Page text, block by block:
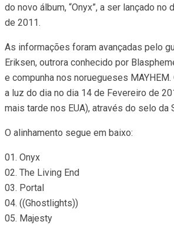
do novo álbum, “Onyx”, a ser lançado no
de 2011.
As informações foram avançadas pelo
Eriksen, outrora conhecido por
e compunha nos noruegueses MAYHEM.
a luz do dia no dia 14 de Fevereiro de
mais tarde nos EUA), através do selo da
O alinhamento segue em baixo:
01. Onyx
02. The Living End
03. Portal
04. ((Ghostlights))
05. Majesty